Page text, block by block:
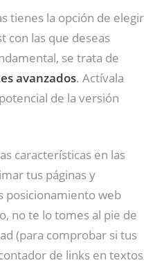
tienes la opción de elegir
con las que deseas
se trata de
avanzados. Actívala
de la versión
características en las
tus páginas y
posicionamiento web
no te lo tomes al pie de
(para comprobar si tus
de links en textos